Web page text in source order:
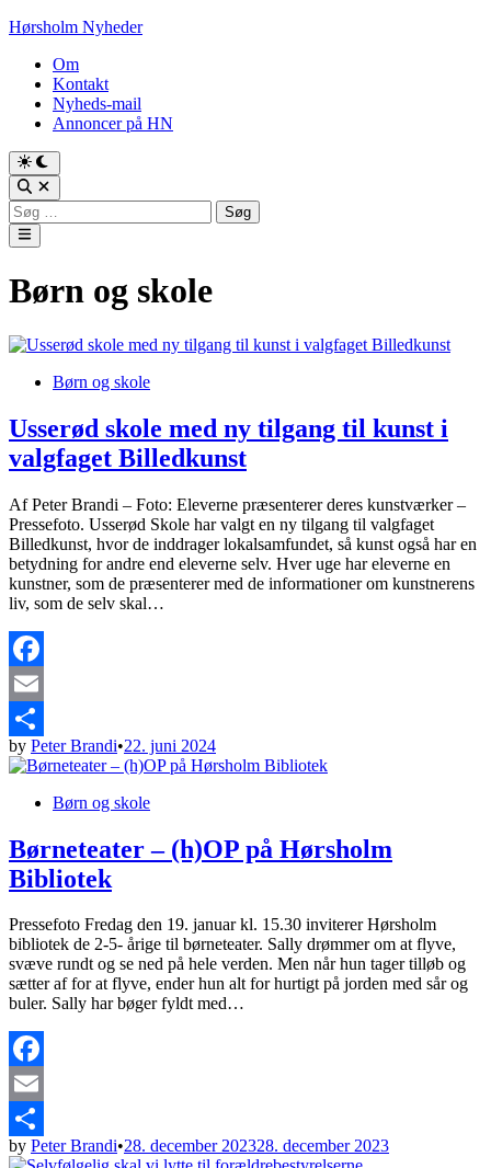
Skip
content
Hørsholm Nyheder
Om
Kontakt
Nyheds-mail
Annoncer på HN
Søg
efter:
Main
Menu
Børn og skole
PostedBørn og skole
Usserød skole med ny tilgang til kunst i
valgfaget Billedkunst
Af Peter Brandi – Foto: Eleverne præsenterer deres kunstværker –
Pressefoto. Usserød Skole har valgt en ny tilgang til valgfaget
Billedkunst, hvor de inddrager lokalsamfundet, så kunst også har en
betydning for andre end eleverne selv. Hver uge har eleverne en
kunstner, som de præsenterer med de informationer om kunstnerens
liv, som de selv skal…
Facebook
Email
Share
by Peter Brandi•22. juni 2024
PostedBørn og skole
Børneteater – (h)OP på Hørsholm
Bibliotek
Pressefoto Fredag den 19. januar kl. 15.30 inviterer Hørsholm
bibliotek de 2-5- årige til børneteater. Sally drømmer om at flyve,
svæve rundt og se ned på hele verden. Men når hun tager tilløb og
sætter af for at flyve, ender hun alt for hurtigt på jorden med sår og
buler. Sally har bøger fyldt med…
Facebook
Email
Share
by Peter Brandi•28. december 202328. december 2023